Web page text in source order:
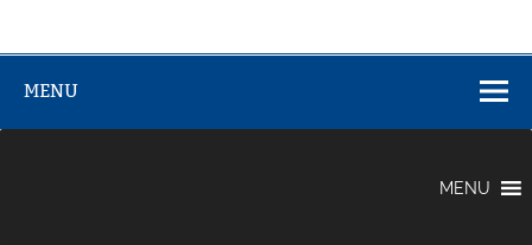
აფხაზეთის)
MENU
MENU